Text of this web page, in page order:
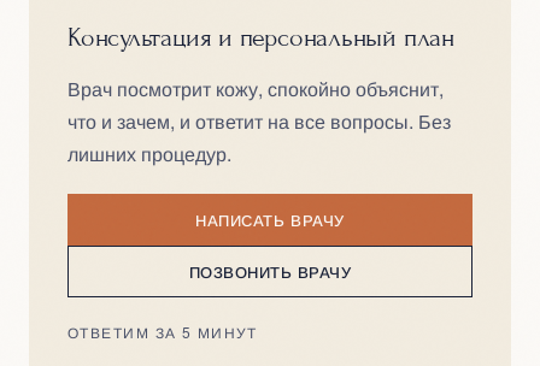
Консультация и персональный план
Врач посмотрит кожу, спокойно объяснит,
что и зачем, и ответит на все вопросы. Без
лишних процедур.
НАПИСАТЬ ВРАЧУ
ПОЗВОНИТЬ ВРАЧУ
ОТВЕТИМ ЗА 5 МИНУТ